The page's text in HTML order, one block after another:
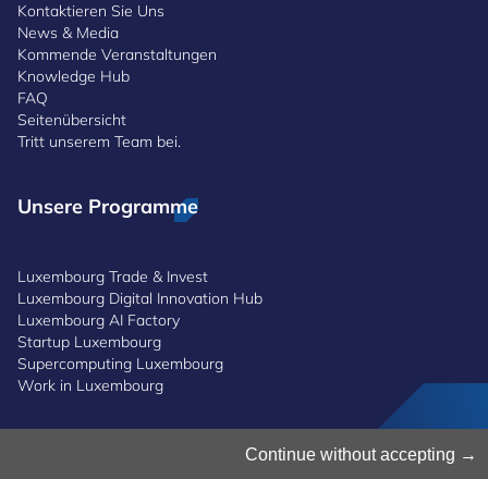
Kontaktieren Sie Uns
News & Media
Kommende Veranstaltungen
Knowledge Hub
FAQ
Seitenübersicht
Tritt unserem Team bei.
Unsere Programme
Luxembourg Trade & Invest
Luxembourg Digital Innovation Hub
Luxembourg AI Factory
Startup Luxembourg
Supercomputing Luxembourg
Work in Luxembourg
Continue without accepting